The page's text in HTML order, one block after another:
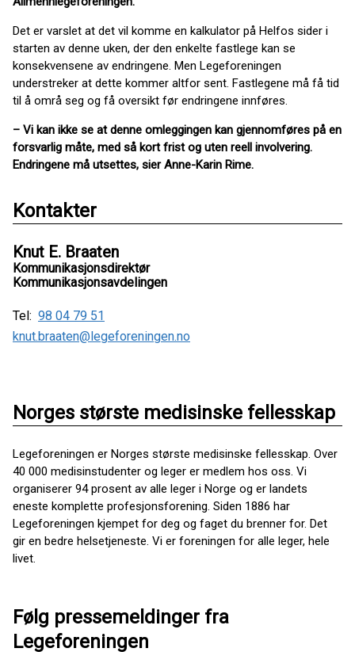
Det er varslet at det vil komme en kalkulator på Helfos sider i
starten av denne uken, der den enkelte fastlege kan se
konsekvensene av endringene. Men Legeforeningen
understreker at dette kommer altfor sent. Fastlegene må få tid
til å områ seg og få oversikt før endringene innføres.
– Vi kan ikke se at denne omleggingen kan gjennomføres på en
forsvarlig måte, med så kort frist og uten reell involvering.
Endringene må utsettes, sier Anne-Karin Rime.
Kontakter
Knut E. Braaten
Kommunikasjonsdirektør
Kommunikasjonsavdelingen
Tel: 98 04 79 51
knut.braaten@legeforeningen.no
Norges største medisinske fellesskap
Legeforeningen er Norges største medisinske fellesskap. Over
40 000 medisinstudenter og leger er medlem hos oss. Vi
organiserer 94 prosent av alle leger i Norge og er landets
eneste komplette profesjonsforening. Siden 1886 har
Legeforeningen kjempet for deg og faget du brenner for. Det
gir en bedre helsetjeneste. Vi er foreningen for alle leger, hele
livet.
Følg pressemeldinger fra
Legeforeningen